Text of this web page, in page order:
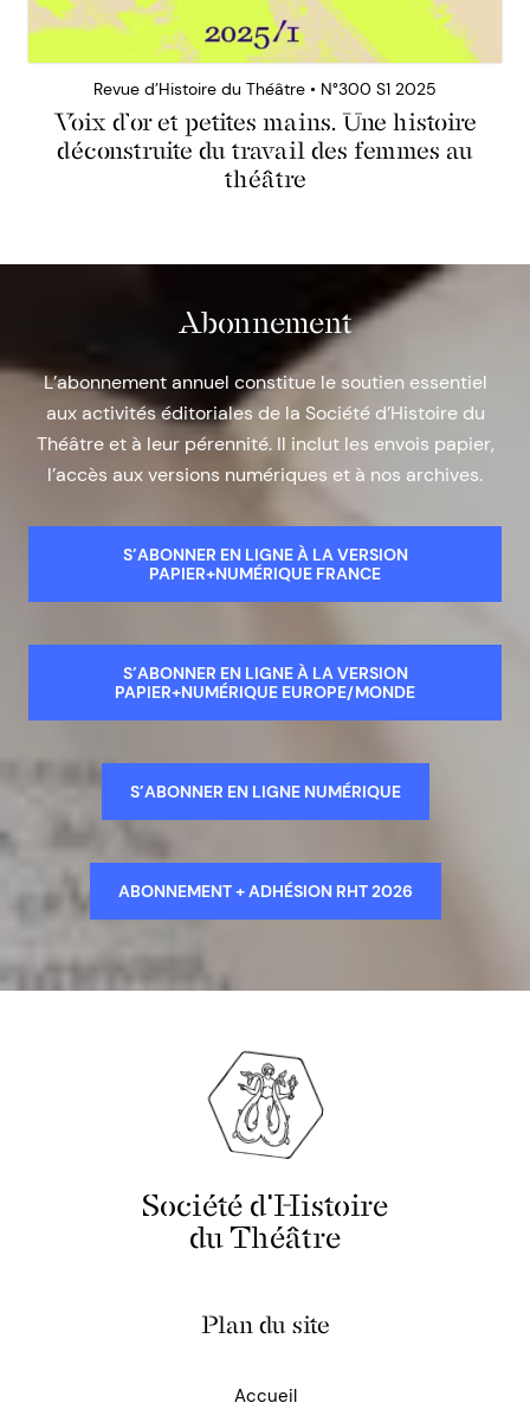
Revue d’Histoire du Théâtre • N°300 S1 2025
Voix d’or et petites mains. Une histoire
déconstruite du travail des femmes au
théâtre
Abonnement
L’abonnement annuel constitue le soutien essentiel
aux activités éditoriales de la Société d’Histoire du
Théâtre et à leur pérennité. Il inclut les envois papier,
l’accès aux versions numériques et à nos archives.
S’ABONNER EN LIGNE À LA VERSION
PAPIER+NUMÉRIQUE FRANCE
S’ABONNER EN LIGNE À LA VERSION
PAPIER+NUMÉRIQUE EUROPE/MONDE
S’ABONNER EN LIGNE NUMÉRIQUE
ABONNEMENT + ADHÉSION RHT 2026
Société d'Histoire
du Théâtre
Plan du site
Accueil